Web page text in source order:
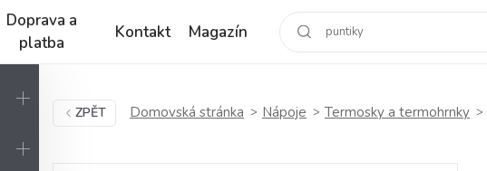
Doprava a
platba
Kontakt Magazín
ZPĚT Domovská stránka Nápoje Termosky a termohrnky